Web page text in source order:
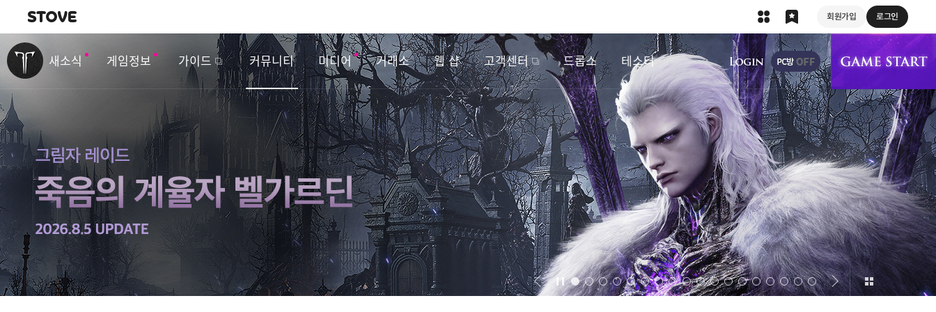
회원가입 로그인
내비게이션
새소식 게임정보 가이드 커뮤니티 미디어 거래소 웹 샵 고객센터 드롭스 테스터
상단 메뉴
벤
트
&
업
데
이
트